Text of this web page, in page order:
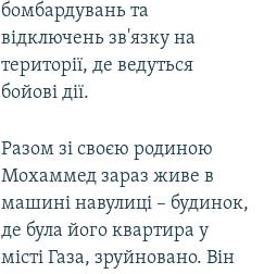
бомбардувань та
відключень зв'язку на
території, де ведуться
бойові дії.
Разом зі своєю родиною
Мохаммед зараз живе в
машині навулиці – будинок,
де була його квартира у
місті Газа, зруйновано. Він